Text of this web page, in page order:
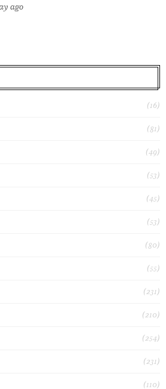
ago
(16)
(81)
(49)
(53)
(45)
(53)
(80)
(55)
(231)
(210)
(254)
(231)
(110)